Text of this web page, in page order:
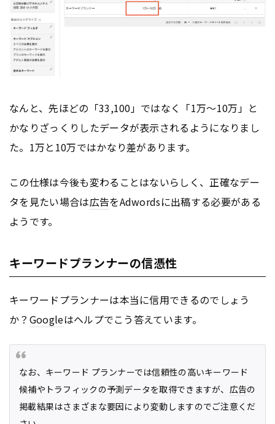
なんと、先ほどの「33,100」ではなく「1万〜10万」と
かなりざっくりしたデータが表示されるようになりまし
た。1万と10万ではかなり差があります。
この仕様は今後も変わることはないらしく、正確なデー
タを見たい場合は広告をAdwordsに出稿する必要がある
ようです。
キーワードプランナーの信憑性
キーワードプランナーは本当に信用できるのでしょう
か？ Googleはヘルプでこう答えています。
なお、キーワード プランナーでは信頼性の高いキーワード
候補やトラフィックの予測データを取得できますが、 広告の
掲載結果はさまざまな要因により変動しますのでご注意くだ